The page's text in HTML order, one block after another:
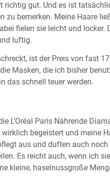
richtig gut. Und es ist
zu bemerken. Meine Haare
fielen sie leicht und
luftig.
ist der Preis von fast
Masken, die ich bisher
das schnell teuer werden.
L’Oréal Paris Nährende
begeistert und meine
aus und duften auch
Es reicht auch, wenn ich
kleine, haselnussgroße